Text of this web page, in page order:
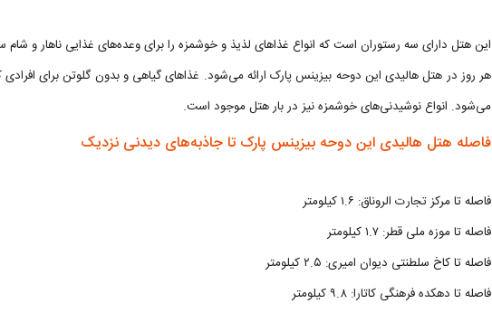
این هتل دارای سه رستوران است که انواع غذاهای لذیذ و خوشمزه را برای وعده‌های غذایی ناهار و
هر روز در هتل هالیدی این دوحه بیزینس پارک ارائه می‌شود. غذاهای گیاهی و بدون گلوتن برای افرادی
می‌شود. انواع نوشیدنی‌های خوشمزه نیز در بار هتل موجود است.
فاصله هتل هالیدی این دوحه بیزینس پارک تا جاذبه‌های دیدنی نزدیک
فاصله تا مرکز تجارت الروناق: ۱.۶ کیلومتر
فاصله تا موزه ملی قطر: ۱.۷ کیلومتر
فاصله تا کاخ سلطنتی دیوان امیری: ۲.۵ کیلومتر
فاصله تا دهکده فرهنگی کاتارا: ۹.۸ کیلومتر